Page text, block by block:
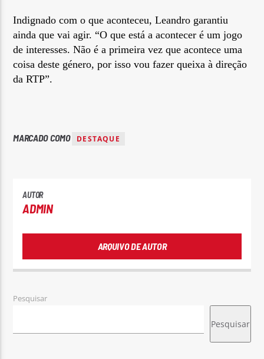
Indignado com o que aconteceu, Leandro garantiu
ainda que vai agir. “O que está a acontecer é um jogo
de interesses. Não é a primeira vez que acontece uma
coisa deste género, por isso vou fazer queixa à direção
da RTP”.
MARCADO COMO DESTAQUE
AUTOR
ADMIN
ARQUIVO DE AUTOR
Pesquisar
Pesquisar